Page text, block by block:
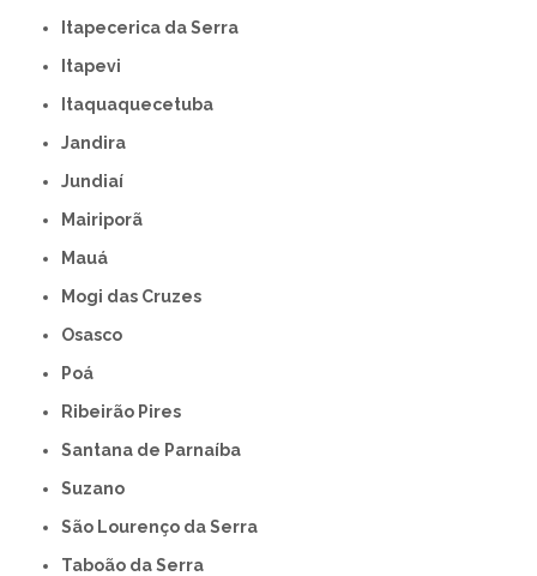
Itapecerica da Serra
Itapevi
Itaquaquecetuba
Jandira
Jundiaí
Mairiporã
Mauá
Mogi das Cruzes
Osasco
Poá
Ribeirão Pires
Santana de Parnaíba
Suzano
São Lourenço da Serra
Taboão da Serra